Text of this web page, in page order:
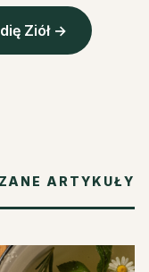
Ziół →
ARTYKUŁY